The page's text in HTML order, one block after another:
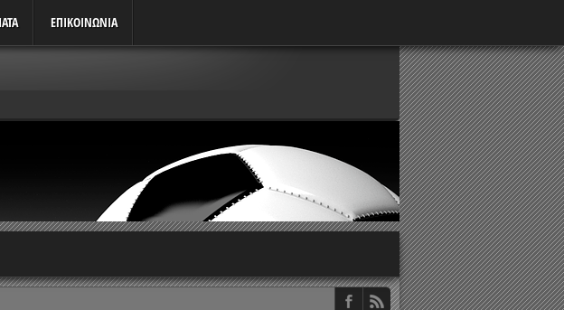
ΕΠΙΚΟΙΝΩΝΙΑ